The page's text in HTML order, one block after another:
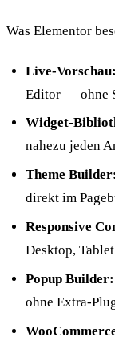
Was Elementor
Live-Vorschau:
Editor — ohne
Widget-
nahezu jeden
Theme
direkt im
Responsive
Desktop,
Popup Builder:
ohne Extra-